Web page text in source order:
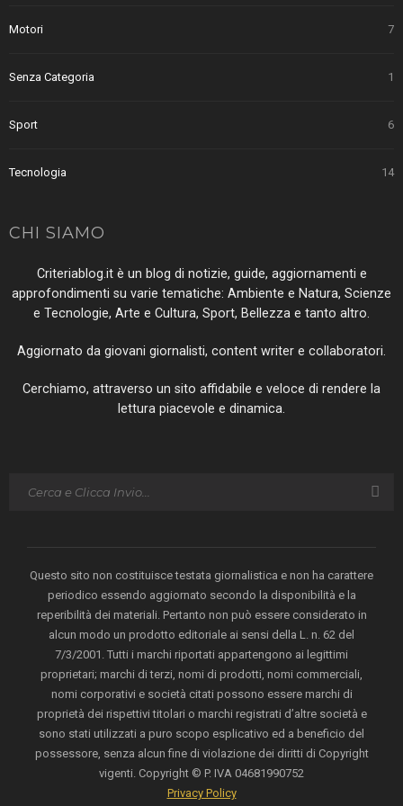
Motori 7
Senza Categoria 1
Sport 6
Tecnologia 14
CHI SIAMO
Criteriablog.it è un blog di notizie, guide, aggiornamenti e
approfondimenti su varie tematiche: Ambiente e Natura, Scienze
e Tecnologie, Arte e Cultura, Sport, Bellezza e tanto altro.
Aggiornato da giovani giornalisti, content writer e collaboratori.
Cerchiamo, attraverso un sito affidabile e veloce di rendere la
lettura piacevole e dinamica.
Questo sito non costituisce testata giornalistica e non ha carattere
periodico essendo aggiornato secondo la disponibilità e la
reperibilità dei materiali. Pertanto non può essere considerato in
alcun modo un prodotto editoriale ai sensi della L. n. 62 del
7/3/2001. Tutti i marchi riportati appartengono ai legittimi
proprietari; marchi di terzi, nomi di prodotti, nomi commerciali,
nomi corporativi e società citati possono essere marchi di
proprietà dei rispettivi titolari o marchi registrati d’altre società e
sono stati utilizzati a puro scopo esplicativo ed a beneficio del
possessore, senza alcun fine di violazione dei diritti di Copyright
vigenti. Copyright © P. IVA 04681990752
Privacy Policy